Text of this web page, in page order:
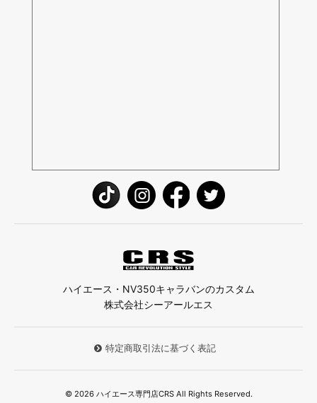
ハイエース・NV350キャラバンのカスタム
株式会社シーアールエス
特定商取引法に基づく表記
© 2026 ハイエース専門店CRS All Rights Reserved.